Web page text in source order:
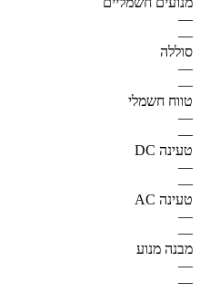
—
—
סוללה
—
—
טווח חשמלי
—
—
טעינה DC
—
—
טעינה AC
—
—
מבנה מנוע
—
—